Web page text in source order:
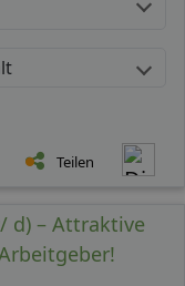
Teilen
d) – Attraktive